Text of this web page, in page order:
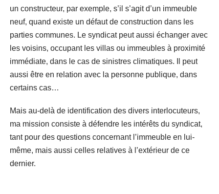
un constructeur, par exemple, s’il s’agit d’un immeuble
neuf, quand existe un défaut de construction dans les
parties communes. Le syndicat peut aussi échanger avec
les voisins, occupant les villas ou immeubles à proximité
immédiate, dans le cas de sinistres climatiques. Il peut
aussi être en relation avec la personne publique, dans
certains cas…
Mais au-delà de identification des divers interlocuteurs,
ma mission consiste à défendre les intérêts du syndicat,
tant pour des questions concernant l’immeuble en lui-
même, mais aussi celles relatives à l’extérieur de ce
dernier.